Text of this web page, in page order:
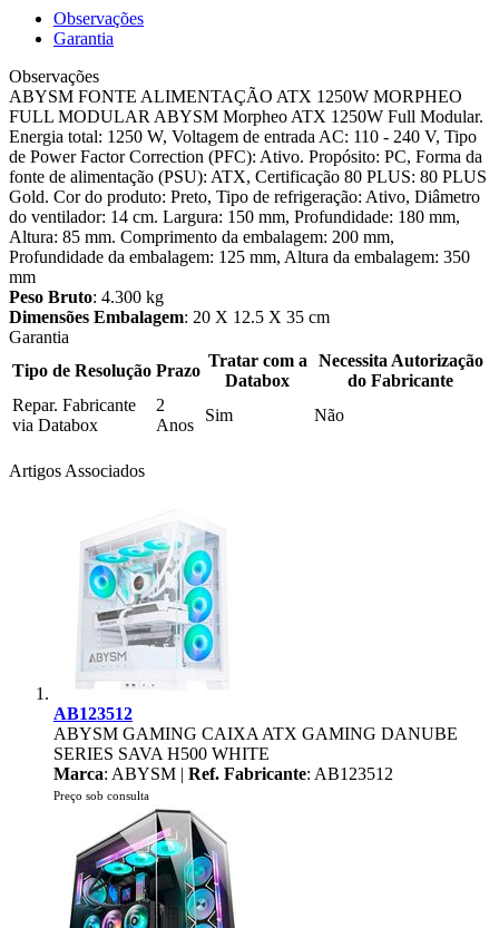
Observações
Garantia
Observações
ABYSM FONTE ALIMENTAÇÃO ATX 1250W MORPHEO
FULL MODULAR ABYSM Morpheo ATX 1250W Full Modular.
Energia total: 1250 W, Voltagem de entrada AC: 110 - 240 V, Tipo
de Power Factor Correction (PFC): Ativo. Propósito: PC, Forma da
fonte de alimentação (PSU): ATX, Certificação 80 PLUS: 80 PLUS
Gold. Cor do produto: Preto, Tipo de refrigeração: Ativo, Diâmetro
do ventilador: 14 cm. Largura: 150 mm, Profundidade: 180 mm,
Altura: 85 mm. Comprimento da embalagem: 200 mm,
Profundidade da embalagem: 125 mm, Altura da embalagem: 350
mm
Peso Bruto: 4.300 kg
Dimensões Embalagem: 20 X 12.5 X 35 cm
Garantia
Tipo de Resolução Prazo
Tratar com a
Databox
Necessita Autorização
do Fabricante
Repar. Fabricante
via Databox
2
Anos
Sim Não
Artigos Associados
AB123512
ABYSM GAMING CAIXA ATX GAMING DANUBE
SERIES SAVA H500 WHITE
Marca: ABYSM | Ref. Fabricante: AB123512
Preço sob consulta